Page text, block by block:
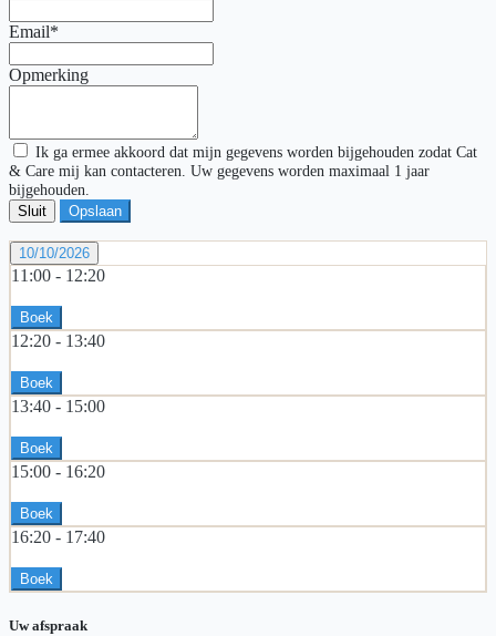
Email*
Opmerking
Ik ga ermee akkoord dat mijn gegevens worden bijgehouden zodat Cat
& Care mij kan contacteren. Uw gegevens worden maximaal 1 jaar
bijgehouden.
Sluit Opslaan
10/10/2026
11:00 - 12:20
Boek
12:20 - 13:40
Boek
13:40 - 15:00
Boek
15:00 - 16:20
Boek
16:20 - 17:40
Boek
Uw afspraak